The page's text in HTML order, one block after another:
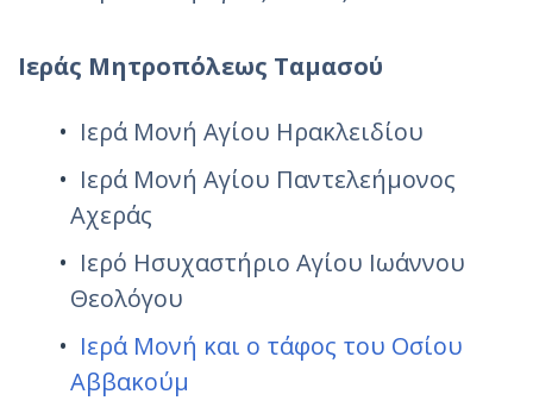
Ιεράς Μητροπόλεως Ταμασού
Ιερά Μονή Αγίου Ηρακλειδίου
Ιερά Μονή Αγίου Παντελεήμονος
Αχεράς
Ιερό Ησυχαστήριο Αγίου Ιωάννου
Θεολόγου
Ιερά Μονή και ο τάφος του Οσίου
Αββακούμ